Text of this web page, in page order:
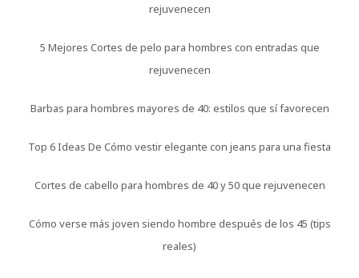
rejuvenecen
5 Mejores Cortes de pelo para hombres con entradas que
rejuvenecen
Barbas para hombres mayores de 40: estilos que sí favorecen
Top 6 Ideas De Cómo vestir elegante con jeans para una fiesta
Cortes de cabello para hombres de 40 y 50 que rejuvenecen
Cómo verse más joven siendo hombre después de los 45 (tips
reales)